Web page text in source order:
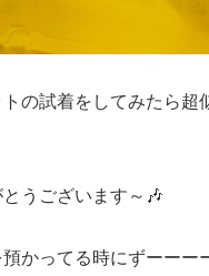
の試着をしてみたら超
うございます～🎶
かってる時にずーーー